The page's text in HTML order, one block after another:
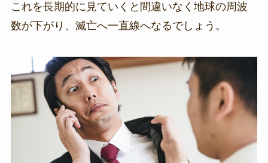
これを長期的に見ていくと間違いなく地球の周波
数が下がり、滅亡へ一直線へなるでしょう。